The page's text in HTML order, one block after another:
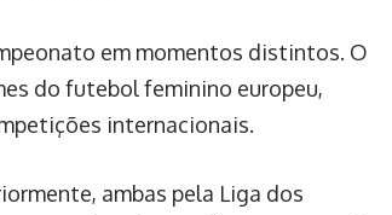
em momentos distintos. O
do futebol feminino europeu,
internacionais.
ambas pela Liga dos